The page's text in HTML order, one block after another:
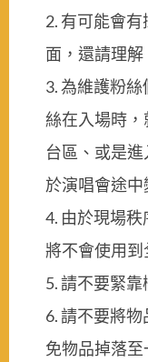
2. 有可能會
面，還請理解
3. 為維護粉
絲在入場時
台區、或是
於演唱會途中
4. 由於現場
將不會使用到
5. 請不要緊
6. 請不要將
免物品掉落至